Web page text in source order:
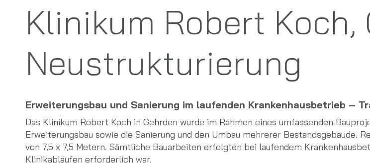
Klinikum Robert Koch,
Neustrukturierung
Erweiterungsbau und Sanierung im laufenden Krankenhausbetrieb –
Das Klinikum Robert Koch in Gehrden wurde im Rahmen eines umfassenden
Erweiterungsbau sowie die Sanierung und den Umbau mehrerer
von 7,5 x 7,5 Metern. Sämtliche Bauarbeiten erfolgten bei laufendem
Klinikabläufen erforderlich war.